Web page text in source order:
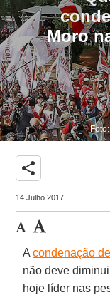
Moro
share
14 Julho 2017
Acondenação de
não deve
hoje líder nas